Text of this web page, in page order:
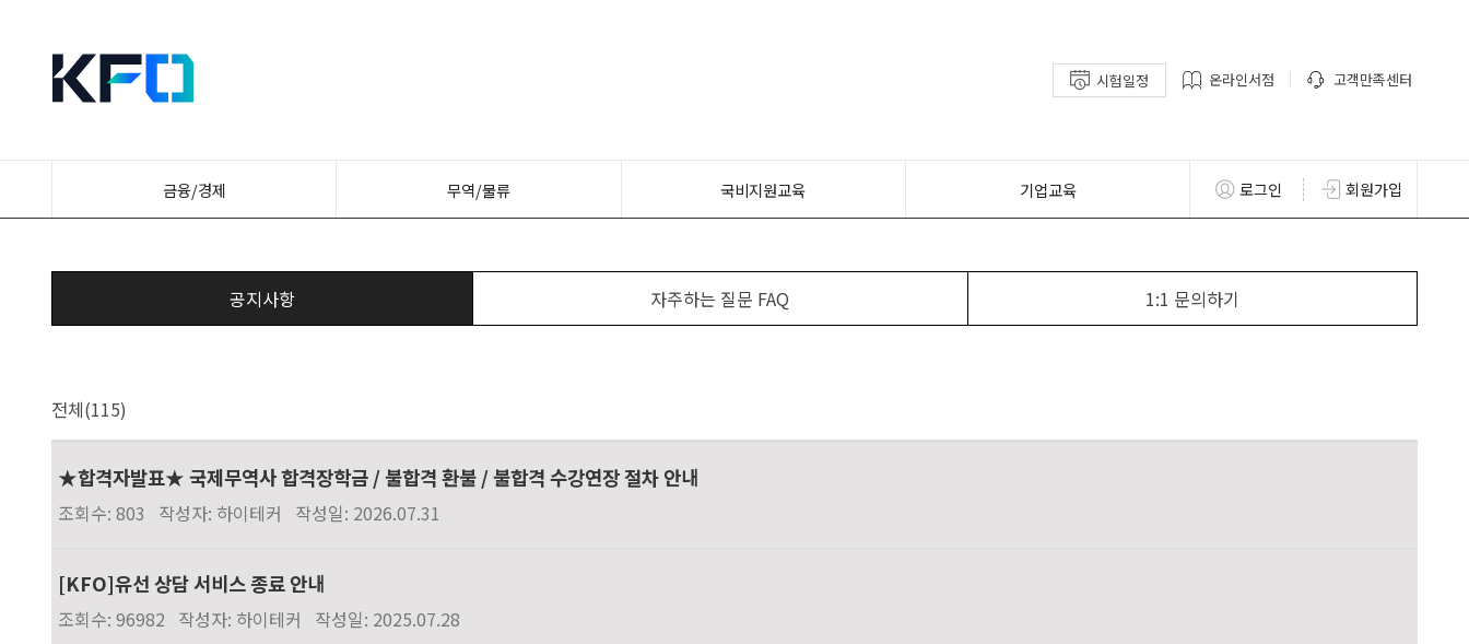
시험일정 온라인서점 고객만족센터
금융/경제 무역/물류 국비지원교육 기업교육 로그인 회원가입
공지사항 자주하는 질문 FAQ 1:1 문의하기
전체(115)
★합격자발표★ 국제무역사 합격장학금 / 불합격 환불 / 불합격 수강연장 절차 안내
조회수: 803 작성자: 하이테커 작성일: 2026.07.31
[KFO]유선 상담 서비스 종료 안내
조회수: 96982 작성자: 하이테커 작성일: 2025.07.28